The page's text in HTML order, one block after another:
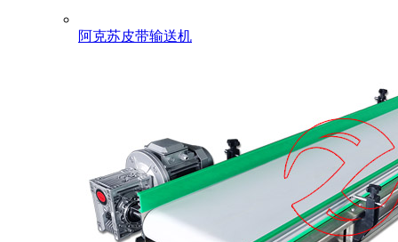
阿克苏皮带输送机